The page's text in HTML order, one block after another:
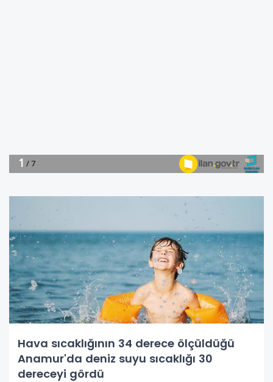
Hava sıcaklığının 34 derece ölçüldüğü
Anamur'da deniz suyu sıcaklığı 30
dereceyi gördü